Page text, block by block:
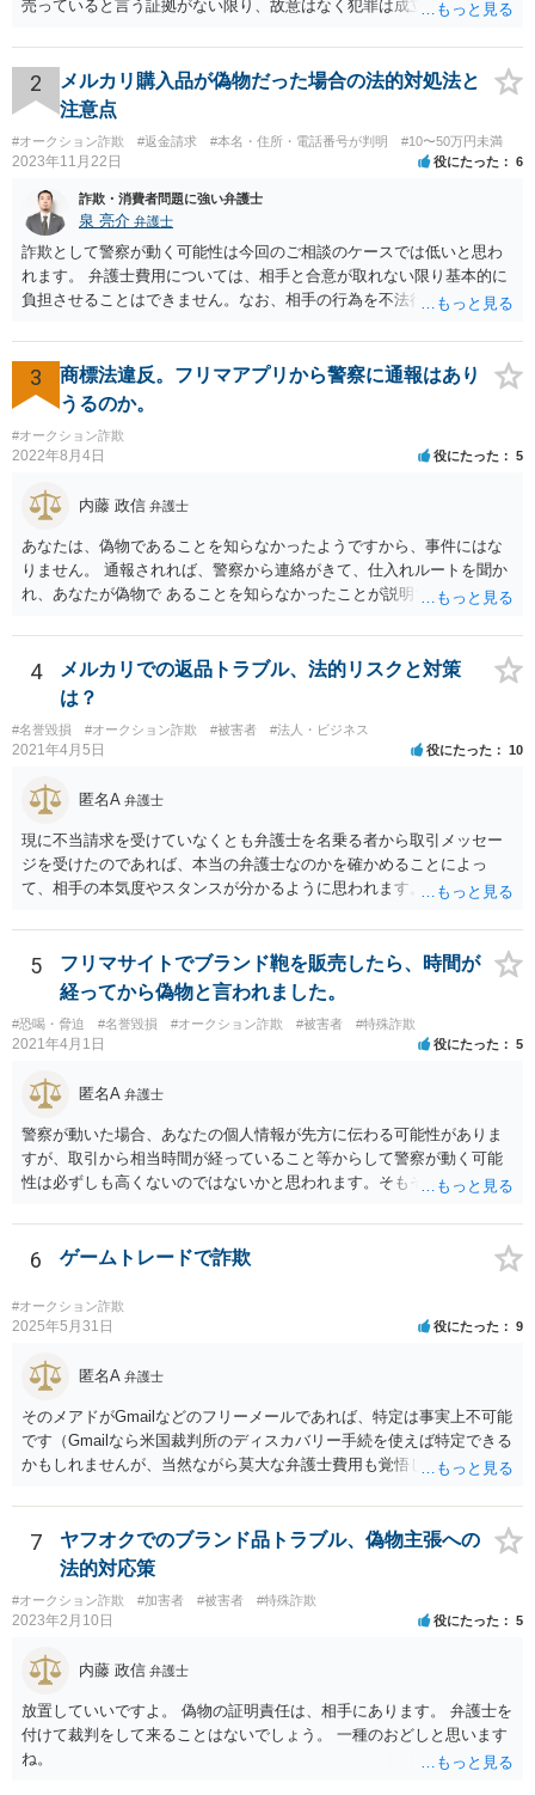
売っていると言う証拠がない限り、故意はなく犯罪は成立しないと判
す。本当にブランド品がほしくて損したと思うだけなら元の金額の返
金しか求めないはずですし、靴の機能性に問題がないなら「ブランド
品じゃないから履いていかなかった」という主張もまず通りません。
2
メルカリ購入品が偽物だった場合の法的対処法と
注意点
#オークション詐欺 #返金請求 #本名・住所・電話番号が判明 #10〜50万円未満
2023年11月22日 役にたった 6
詐欺・消費者問題に強い弁護士
泉 亮介 弁護士
詐欺として警察が動く可能性は今回のご相談のケースでは低いと思わ
れます。 弁護士費用については、相手と合意が取れない限り基本的に
負担させることはできません。なお、相手の行為を不法行為として損
して請求することも可能です。
3
商標法違反。フリマアプリから警察に通報はあり
うるのか。
#オークション詐欺
2022年8月4日 役にたった 5
内藤 政信 弁護士
あなたは、偽物であることを知らなかったようですから、事件にはな
りません。 通報されれば、警察から連絡がきて、仕入れルートを聞か
れ、あなたが偽物で あることを知らなかったことが説明できれば、事
ょう。
4
メルカリでの返品トラブル、法的リスクと対策
は？
#名誉毀損 #オークション詐欺 #被害者 #法人・ビジネス
2021年4月5日 役にたった 10
匿名A 弁護士
現に不当請求を受けていなくとも弁護士を名乗る者から取引メッセー
ジを受けたのであれば、本当の弁護士なのかを確かめることによっ
て、相手の本気度やスタンスが分かるように思われます。
5
フリマサイトでブランド鞄を販売したら、時間が
経ってから偽物と言われました。
#恐喝・脅迫 #名誉毀損 #オークション詐欺 #被害者 #特殊詐欺
2021年4月1日 役にたった 5
匿名A 弁護士
警察が動いた場合、あなたの個人情報が先方に伝わる可能性がありま
すが、取引から相当時間が経っていること等からして警察が動く可能
性は必ずしも高くないのではないかと思われます。そもそも虚偽の事
考えますと、先方が勘違いしている等の事情がないかぎり、先方が警
察に被害申告することはあまり考えにくいのではないかと存じます。
いずれにせよ、万が一警察が動いた場合のことを考え、販売した鞄の
入手先等を明らかにできる資料等をまとめておかれることをおすすめ
いたします。 先方の脅し文句等がエスカレートするようでしたら、や
要罪や詐欺罪等で被害届を出せないか相談されることも考えられるか
と存じます。 なお、一般論として、不当請求について、相手が弁護士
を持ち出してきた場合は、弁護士の氏名と登録番号を聞いた上で、日
弁連の弁護士検索ページで実在するか確認し、仮に実在する場合であ
ってもなりすましの可能性もあるので、日弁連の弁護士検索ページで
についてはできるだけ伏せる形の方が良いかと存じます。今回の場合
でいえば、あなたの本名を名乗らなくともフリマアプリ上のアカウン
ポイントは相手から聞いた弁護士の連絡先ではなりすましたニセ弁護
ージで検索して表示された電話番号にかけて確認することです。 いず
れにせよ、先方に対して個人情報を不用意に開示することはおすすめ
しません。弁護士に電話する際も基本的には非通知でかけて電話番号
等は教えない方が良いかと存じます。
6 ゲームトレードで詐欺
#オークション詐欺
2025年5月31日 役にたった 9
匿名A 弁護士
そのメアドがGmailなどのフリーメールであれば、特定は事実上不可能
です（Gmailなら米国裁判所のディスカバリー手続を使えば特定できる
かもしれませんが、当然ながら莫大な弁護士費用も覚悟しなければな
メールである場合は弁護士会照会で判明する可能性がありますが、見
通しや費用感については弁護士へ直接おたずねいただいた方がよいで
しょう。
7
ヤフオクでのブランド品トラブル、偽物主張への
法的対応策
#オークション詐欺 #加害者 #被害者 #特殊詐欺
2023年2月10日 役にたった 5
内藤 政信 弁護士
放置していいですよ。 偽物の証明責任は、相手にあります。 弁護士を
付けて裁判をして来ることはないでしょう。 一種のおどしと思います
ね。